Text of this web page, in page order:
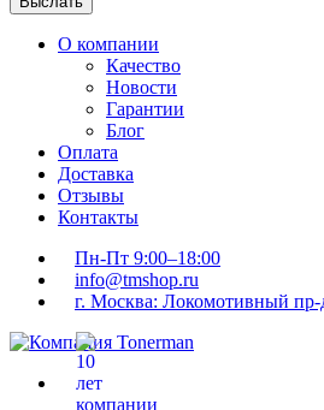
О компании
Качество
Новости
Гарантии
Блог
Оплата
Доставка
Отзывы
Контакты
Пн-Пт 9:00–18:00
info@tmshop.ru
г. Москва: Локомотивный пр-